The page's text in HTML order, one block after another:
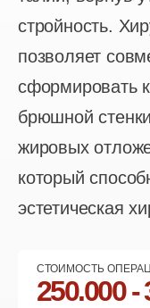
стройность.
позволяет
сформировать
брюшной
жировых
который
эстетическая
СТОИМОСТЬ
250.000 -